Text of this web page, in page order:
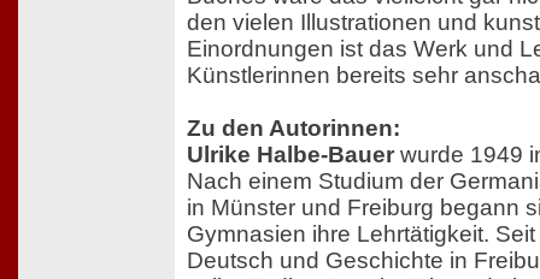
den vielen Illustrationen und
Einordnungen ist das Werk und
Künstlerinnen bereits sehr
Zu den Autorinnen:
Ulrike Halbe-Bauer wurde 1949
Nach einem Studium der
in Münster und Freiburg begann
Gymnasien ihre Lehrtätigkeit.
Deutsch und Geschichte in